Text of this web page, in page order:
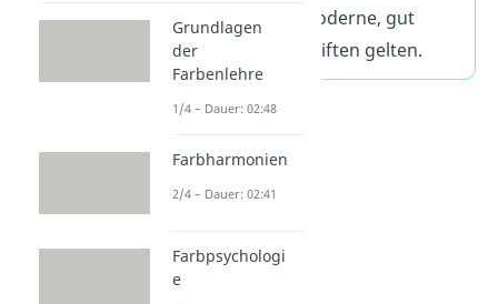
heute noch als moderne, gut
durchdachte Schriften gelten.
Grundlagen
der
Farbenlehre
1/4 – Dauer: 02:48
Farbharmonien
2/4 – Dauer: 02:41
Farbpsychologi
e